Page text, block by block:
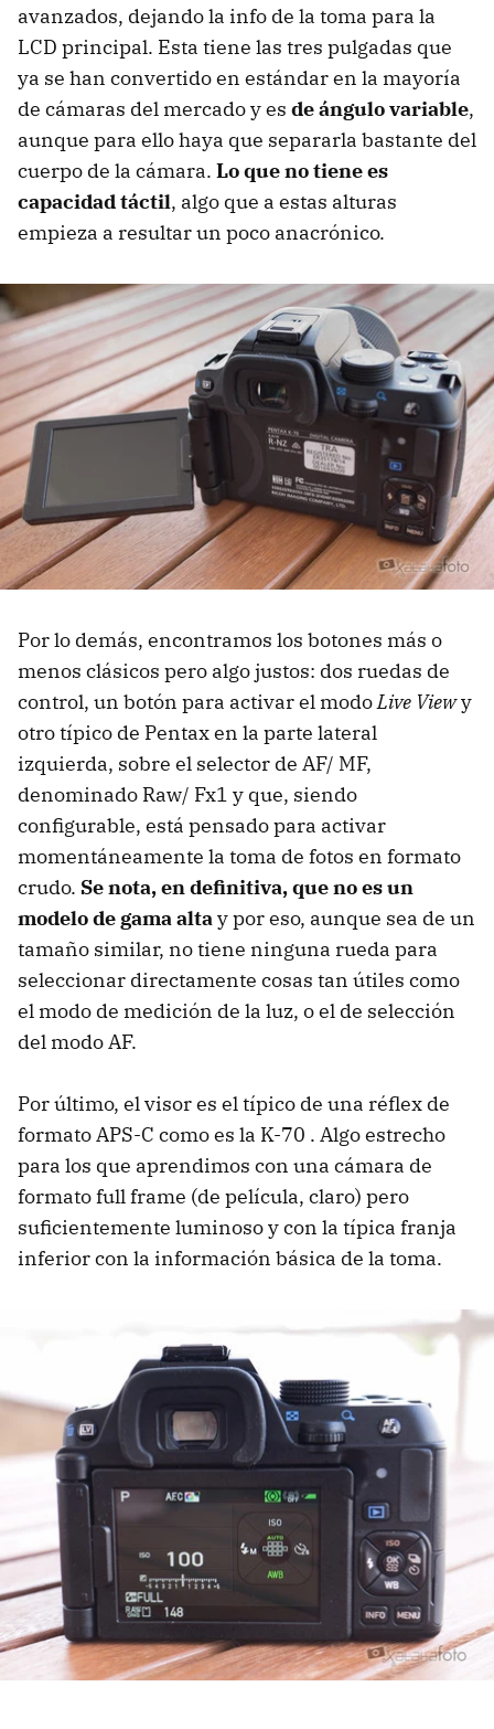
avanzados, dejando la info de la toma para la
LCD principal. Esta tiene las tres pulgadas que
ya se han convertido en estándar en la mayoría
de cámaras del mercado y es de ángulo variable,
aunque para ello haya que separarla bastante del
cuerpo de la cámara. Lo que no tiene es
capacidad táctil, algo que a estas alturas
empieza a resultar un poco anacrónico.
Por lo demás, encontramos los botones más o
menos clásicos pero algo justos: dos ruedas de
control, un botón para activar el modoLive Viewy
otro típico de Pentax en la parte lateral
izquierda, sobre el selector de AF/ MF,
denominado Raw/ Fx1 y que, siendo
configurable, está pensado para activar
momentáneamente la toma de fotos en formato
crudo. Se nota, en definitiva, que no es un
modelo de gama altay por eso, aunque sea de un
tamaño similar, no tiene ninguna rueda para
seleccionar directamente cosas tan útiles como
el modo de medición de la luz, o el de selección
del modo AF.
Por último, el visor es el típico de una réflex de
formato APS-C como es la K-70 . Algo estrecho
para los que aprendimos con una cámara de
formato full frame (de película, claro) pero
suficientemente luminoso y con la típica franja
inferior con la información básica de la toma.